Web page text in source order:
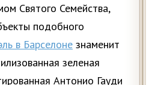
Святого Семейства,
подобного
в Барселоне знаменит
зеленая
Антонио Гауди